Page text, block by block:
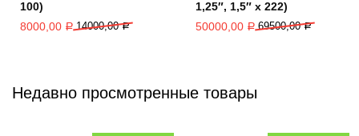
100)
14000,00Р
8000,00 Р
1,25″, 1,5″ х 222)
69500,00Р
50000,00 Р
Недавно просмотренные товары